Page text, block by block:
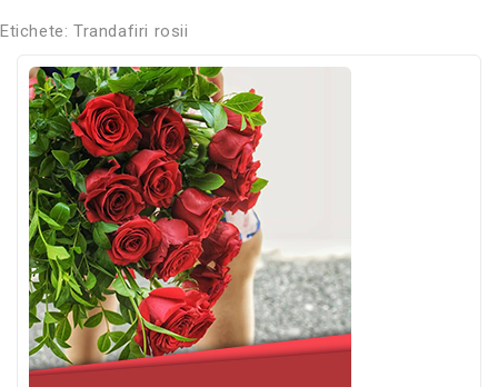
Etichete: Trandafiri rosii